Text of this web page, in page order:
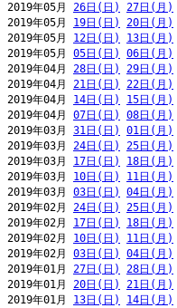
2019年05月 26日(日) 27日(月)
2019年05月 19日(日) 20日(月)
2019年05月 12日(日) 13日(月)
2019年05月 05日(日) 06日(月)
2019年04月 28日(日) 29日(月)
2019年04月 21日(日) 22日(月)
2019年04月 14日(日) 15日(月)
2019年04月 07日(日) 08日(月)
2019年03月 31日(日) 01日(月)
2019年03月 24日(日) 25日(月)
2019年03月 17日(日) 18日(月)
2019年03月 10日(日) 11日(月)
2019年03月 03日(日) 04日(月)
2019年02月 24日(日) 25日(月)
2019年02月 17日(日) 18日(月)
2019年02月 10日(日) 11日(月)
2019年02月 03日(日) 04日(月)
2019年01月 27日(日) 28日(月)
2019年01月 20日(日) 21日(月)
2019年01月 13日(日) 14日(月)